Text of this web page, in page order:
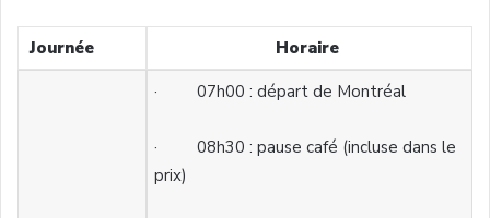
Journée Horaire
· 07h00 : départ de Montréal
· 08h30 : pause café (incluse dans le
prix)